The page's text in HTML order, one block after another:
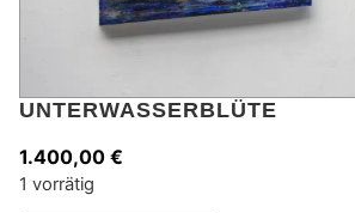
UNTERWASSERBLÜTE
1.400,00 €
1 vorrätig